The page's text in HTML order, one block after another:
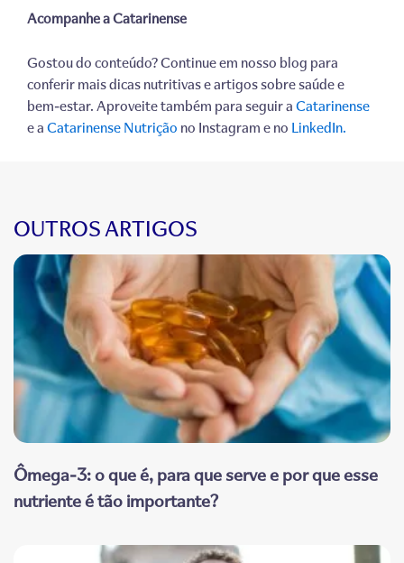
Acompanhe a Catarinense
Gostou do conteúdo? Continue em nosso blog para
conferir mais dicas nutritivas e artigos sobre saúde e
bem-estar. Aproveite também para seguir aCatarinense
e aCatarinense Nutrição no Instagram e no LinkedIn.
OUTROS ARTIGOS
Ômega-3: o que é, para que serve e por que esse
nutriente é tão importante?